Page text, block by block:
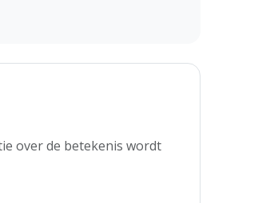
over de betekenis wordt